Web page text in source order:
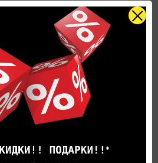
пола: да, максимально
температуры контакта
0,06 (м2K)/Вт - плавающая
воспламеняемый,
горящей сигареты:
438-2/30)
высокая, EN 13 329 (EN ISO